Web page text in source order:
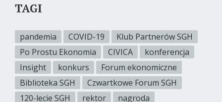
TAGI
pandemia COVID-19
Klub Partnerów SGH
Po Prostu Ekonomia
CIVICA
konferencja
Insight
konkurs
Forum ekonomiczne
Biblioteka SGH
Czwartkowe Forum SGH
120-lecie SGH
rektor nagroda